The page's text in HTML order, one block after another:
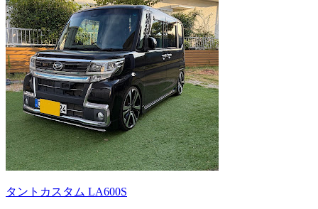
タントカスタム LA600S